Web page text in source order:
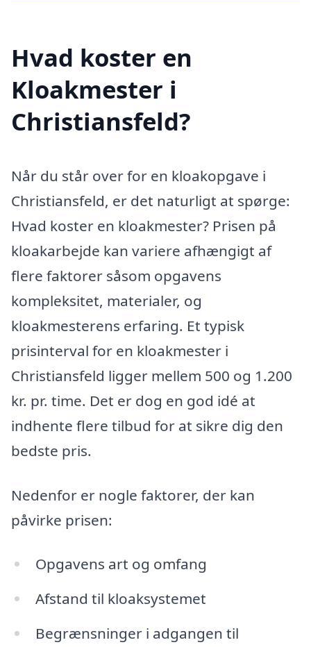
Hvad koster en
Kloakmester i
Christiansfeld?
Når du står over for en kloakopgave i
Christiansfeld, er det naturligt at spørge:
Hvad koster en kloakmester? Prisen på
kloakarbejde kan variere afhængigt af
flere faktorer såsom opgavens
kompleksitet, materialer, og
kloakmesterens erfaring. Et typisk
prisinterval for en kloakmester i
Christiansfeld ligger mellem 500 og 1.200
kr. pr. time. Det er dog en god idé at
indhente flere tilbud for at sikre dig den
bedste pris.
Nedenfor er nogle faktorer, der kan
påvirke prisen:
Opgavens art og omfang
Afstand til kloaksystemet
Begrænsninger i adgangen til